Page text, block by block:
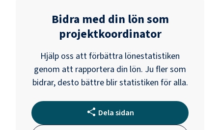
Bidra med din lön som
projektkoordinator
Hjälp oss att förbättra lönestatistiken
genom att rapportera din lön. Ju fler som
bidrar, desto bättre blir statistiken för alla.
Dela sidan